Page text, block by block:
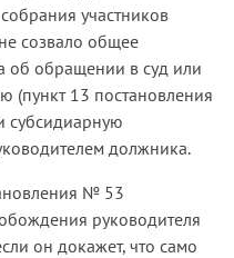
участников
созвало общее
об обращении в суд или
(пункт 13 постановления
субсидиарную
должника.
№ 53
руководителя
он докажет, что само